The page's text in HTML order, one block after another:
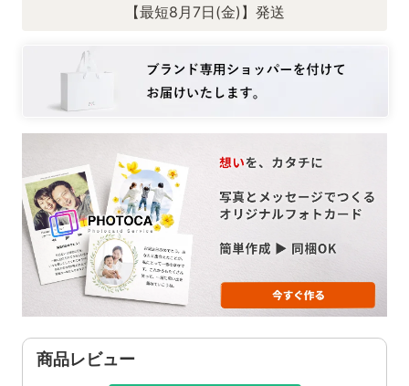
【最短8月7日(金)】発送
商品レビュー